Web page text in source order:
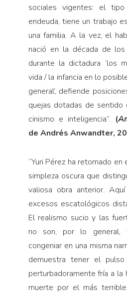
sociales vigentes: el
endeuda, tiene un trabajo
una familia. A la vez, el
nació en la década de
durante la dictadura ‘los
vida / la infancia en lo
general’, defiende
quejas dotadas de sentido
cinismo e inteligencia”. (
de Andrés Anwandter,
“Yuri Pérez ha retomado
simpleza oscura que
valiosa obra anterior.
excesos escatológicos
El realismo sucio y las
no son, por lo general,
congeniar en una misma
demuestra tener el
perturbadoramente fría a la
muerte por el más